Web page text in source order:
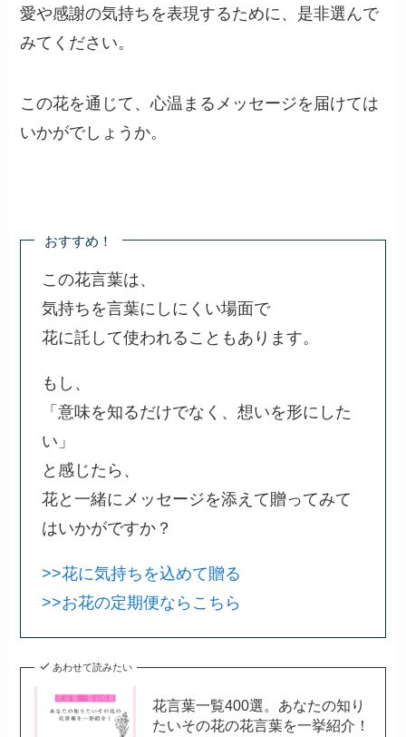
愛や感謝の気持ちを表現するために、是非選んで
みてください。
この花を通じて、心温まるメッセージを届けては
いかがでしょうか。
おすすめ！
この花言葉は、
気持ちを言葉にしにくい場面で
花に託して使われることもあります。
もし、
「意味を知るだけでなく、想いを形にした
い」
と感じたら、
花と一緒にメッセージを添えて贈ってみて
はいかがですか？
>>花に気持ちを込めて贈る
>>お花の定期便ならこちら
あわせて読みたい
花言葉一覧400選。あなたの知り
たいその花の花言葉を一挙紹介！